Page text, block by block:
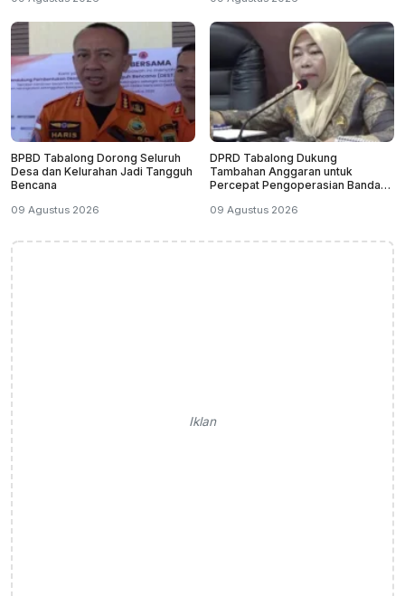
BPBD Tabalong Dorong Seluruh
Desa dan Kelurahan Jadi Tangguh
Bencana
09 Agustus 2026
DPRD Tabalong Dukung
Tambahan Anggaran untuk
Percepat Pengoperasian Bandara
09 Agustus 2026
Iklan